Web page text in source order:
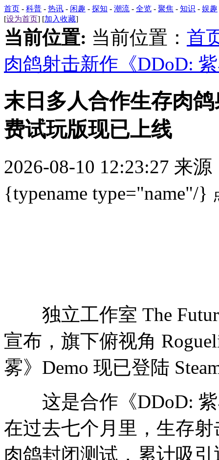
首页 - 科普 - 热讯 - 闲趣 - 探知 - 潮流 - 全览 - 聚焦 - 知识 - 娱趣
[设为首页] [加入收藏]
当前位置: 当前位置： 首
肉鸽射击新作《DDoD:
末日多人合作生存肉
费试玩版现已上线
2026-08-10 12:23:27 来源
{typename type="name"/}
独立工作室 The Future
宣布，旗下俯视角
雾》Demo 现已登陆
这是合作 《DDoD:
在过去七个月里，生存
肉鸽封闭测试，累计吸